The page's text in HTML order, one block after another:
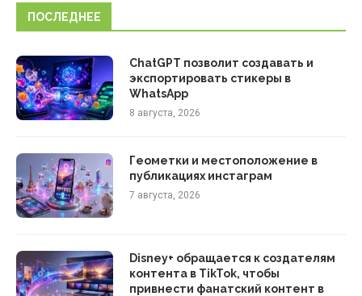
ПОСЛЕДНЕЕ
ChatGPT позволит создавать и
экспортировать стикеры в
WhatsApp
8 августа, 2026
Геометки и местоположение в
публикациях инстаграм
7 августа, 2026
Disney+ обращается к создателям
контента в TikTok, чтобы
привнести фанатский контент в